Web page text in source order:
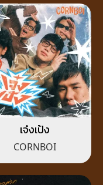
เจ๋งเป้ง
CORNBOI